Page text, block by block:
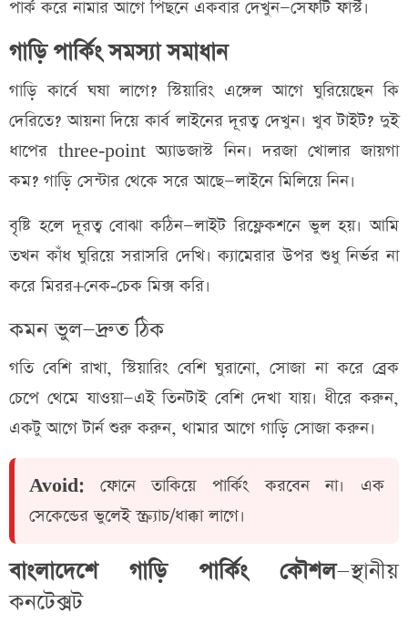
পার্ক করে নামার আগে পিছনে একবার দেখুন—সেফটি ফার্স্ট।
গাড়ি পার্কিং সমস্যা সমাধান
গাড়ি কার্বে ঘষা লাগে? স্টিয়ারিং এঙ্গেল আগে ঘুরিয়েছেন কি
দেরিতে? আয়না দিয়ে কার্ব লাইনের দূরত্ব দেখুন। খুব টাইট? দুই
ধাপের three‑point অ্যাডজাস্ট নিন। দরজা খোলার জায়গা
কম? গাড়ি সেন্টার থেকে সরে আছে—লাইনে মিলিয়ে নিন।
বৃষ্টি হলে দূরত্ব বোঝা কঠিন—লাইট রিফ্লেকশনে ভুল হয়। আমি
তখন কাঁধ ঘুরিয়ে সরাসরি দেখি। ক্যামেরার উপর শুধু নির্ভর না
করে মিরর+নেক‑চেক মিক্স করি।
কমন ভুল—দ্রুত ঠিক
গতি বেশি রাখা, স্টিয়ারিং বেশি ঘুরানো, সোজা না করে ব্রেক
চেপে থেমে যাওয়া—এই তিনটাই বেশি দেখা যায়। ধীরে করুন,
একটু আগে টার্ন শুরু করুন, থামার আগে গাড়ি সোজা করুন।
Avoid: ফোনে তাকিয়ে পার্কিং করবেন না। এক
সেকেন্ডের ভুলেই স্ক্র্যাচ/ধাক্কা লাগে।
বাংলাদেশে গাড়ি পার্কিং কৌশল—স্থানীয়
কনটেক্সট